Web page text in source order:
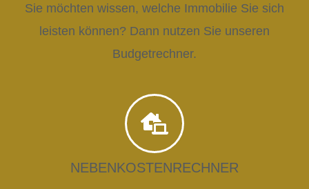
Sie möchten wissen, welche Immobilie Sie sich
leisten können? Dann nutzen Sie unseren
Budgetrechner.
NEBENKOSTENRECHNER